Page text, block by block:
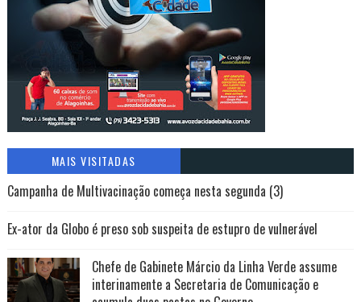
MAIS VISITADAS
Campanha de Multivacinação começa nesta segunda (3)
Ex-ator da Globo é preso sob suspeita de estupro de vulnerável
Chefe de Gabinete Márcio da Linha Verde assume
interinamente a Secretaria de Comunicação e